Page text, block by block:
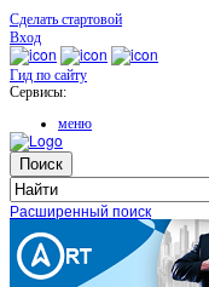
Сделать стартовой
Вход
Гид по сайту
Сервисы:
меню
Расширенный поиск